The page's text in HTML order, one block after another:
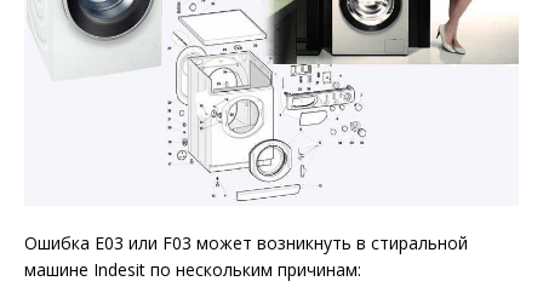
Ошибка E03 или F03 может возникнуть в стиральной
машине Indesit по нескольким причинам: